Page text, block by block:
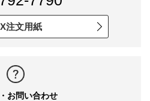
注文用紙
お問い合わせ